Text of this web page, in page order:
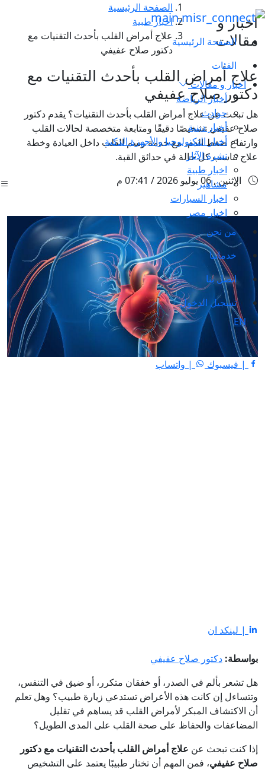
الصفحة الرئيسية
الفئات
اخبار و مقالات
أخبار الرياضة
حوادث
أخبار دينية
أخبار التكنولوجيا والأجهزة الذكية
نشرة الآثار
اخبار طبية
مشاهير
اخبار السيارات
اخبار مصر
من نحن
خدماتنا
اتصل بنا
تسجيل الدخول
EN
اخبار و
مقالات
الصفحة الرئيسية
اخبار طبية
علاج أمراض القلب بأحدث التقنيات مع
دكتور صلاح عفيفي
علاج أمراض القلب بأحدث التقنيات مع
دكتور صلاح عفيفي
هل تبحث عن علاج أمراض القلب بأحدث التقنيات؟ يقدم دكتور
صلاح عفيفي تشخيصًا دقيقًا ومتابعة متخصصة لحالات القلب
وارتفاع ضغط الدم، مع خدمة رسم القلب داخل العيادة وخطة
علاج تناسب كل حالة في حدائق القبة.
الإثنين , 06 يوليو 2026 / 07:41 م
| فيسبوك | واتساب
| لينكد ان
بواسطة: دكتور صلاح عفيفي
هل تشعر بألم في الصدر، أو خفقان متكرر، أو ضيق في التنفس،
وتتساءل إن كانت هذه الأعراض تستدعي زيارة طبيب؟ وهل تعلم
أن الاكتشاف المبكر لأمراض القلب قد يساهم في تقليل
المضاعفات والحفاظ على صحة القلب على المدى الطويل؟
إذا كنت تبحث عن علاج أمراض القلب بأحدث التقنيات مع دكتور
صلاح عفيفي، فمن المهم أن تختار طبيبًا يعتمد على التشخيص